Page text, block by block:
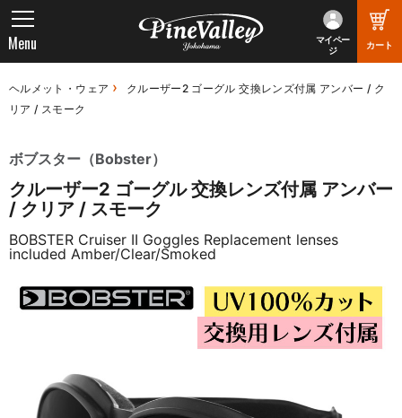
マイペー
ジ
カート
Menu
ヘルメット・ウェア
クルーザー2 ゴーグル 交換レンズ付属 アンバー / ク
リア / スモーク
ボブスター（Bobster）
クルーザー2 ゴーグル 交換レンズ付属 アンバー
/ クリア / スモーク
BOBSTER Cruiser II Goggles Replacement lenses
included Amber/Clear/Smoked